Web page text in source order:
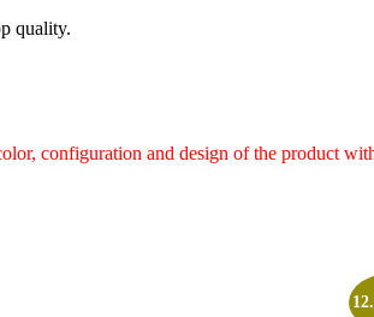
quality.
configuration and design of the product